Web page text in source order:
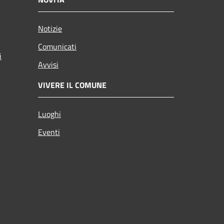
Notizie
Comunicati
Avvisi
VIVERE IL COMUNE
Luoghi
Eventi